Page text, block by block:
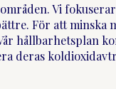
Vi
För att minska
hållbarhetsplan
deras